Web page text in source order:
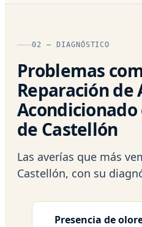
02 — DIAGNÓSTICO
Problemas
Reparación de
de Castellón
Las averías que más
Castellón, con su
Presencia de